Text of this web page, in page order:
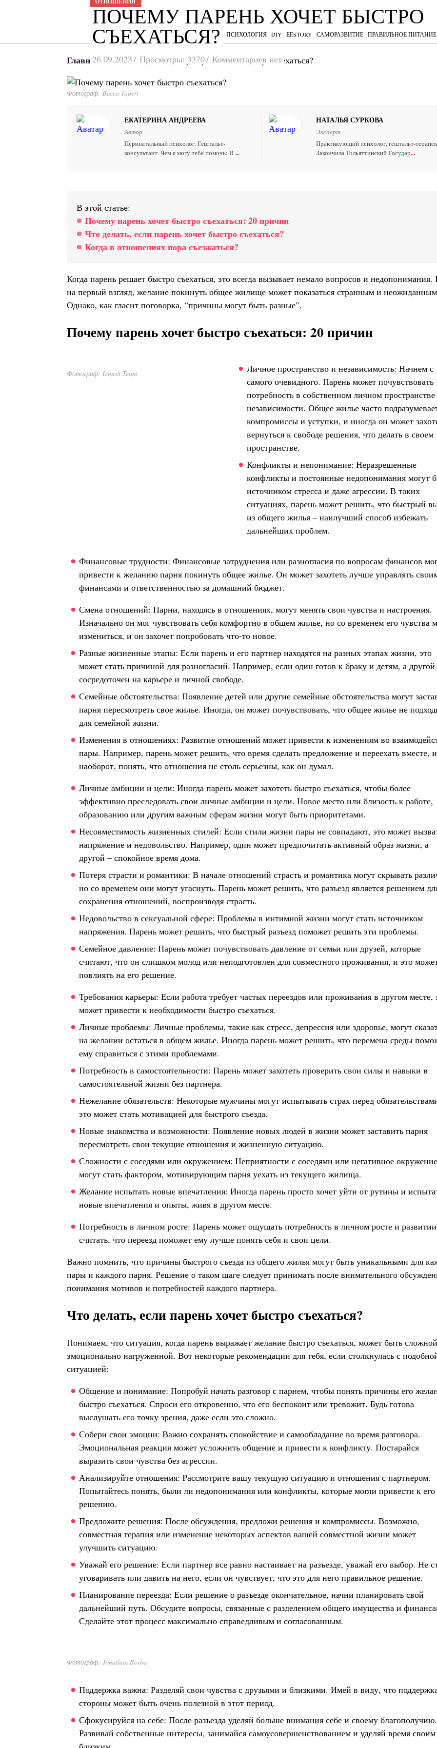
КРАСОТА И ЗДОРОВЬЕ ОТНОШЕНИЯ ПСИХОЛОГИЯ DIY ЕЕSTORY САМОРАЗВИТИЕ ПРАВИЛЬНОЕ ПИТАНИЕ
Главная -Отношения -Почему парень хочет быстро съехаться?
Фотограф: Becca Tapert
ПОЧЕМУ ПАРЕНЬ ХОЧЕТ БЫСТРО
СЪЕХАТЬСЯ?
26.09.2023 Просмотры: 3370 Комментариев нет
ЕКАТЕРИНА АНДРЕЕВА
Автор
Перинатальный психолог. Гештальт-
консультант. Чем я могу тебе помочь: В...
НАТАЛЬЯ СУРКОВА
Эксперт
Практикующий психолог, гештальт-
Закончила Тольяттинский Государ...
В этой статье:
Почему парень хочет быстро съехаться: 20 причин
Что делать, если парень хочет быстро съехаться?
Когда в отношениях пора съезжаться?
Когда парень решает быстро съехаться, это всегда вызывает немало вопросов и недопонимания.
на первый взгляд, желание покинуть общее жилище может показаться странным и
Однако, как гласит поговорка, “причины могут быть разные”.
Почему парень хочет быстро съехаться: 20 причин
Фотограф: Icons8 Team
Личное пространство и независимость: Начнем с
самого очевидного. Парень может почувствовать
потребность в собственном личном
независимости. Общее жилье часто
компромиссы и уступки, и иногда он может
вернуться к свободе решения, что делать в своем
пространстве.
Конфликты и непонимание: Неразрешенные
конфликты и постоянные недопонимания могут
источником стресса и даже агрессии. В таких
ситуациях, парень может решить, что быстрый
из общего жилья – наилучший способ избежать
дальнейших проблем.
Финансовые трудности: Финансовые затруднения или разногласия по вопросам финансов
привести к желанию парня покинуть общее жилье. Он может захотеть лучше управлять
финансами и ответственностью за домашний бюджет.
Смена отношений: Парни, находясь в отношениях, могут менять свои чувства и настроения.
Изначально он мог чувствовать себя комфортно в общем жилье, но со временем его чувства
измениться, и он захочет попробовать что-то новое.
Разные жизненные этапы: Если парень и его партнер находятся на разных этапах жизни, это
может стать причиной для разногласий. Например, если один готов к браку и детям, а
сосредоточен на карьере и личной свободе.
Семейные обстоятельства: Появление детей или другие семейные обстоятельства могут
парня пересмотреть свое жилье. Иногда, он может почувствовать, что общее жилье не
для семейной жизни.
Изменения в отношениях: Развитие отношений может привести к изменениям во
пары. Например, парень может решить, что время сделать предложение и переехать вместе,
наоборот, понять, что отношения не столь серьезны, как он думал.
Личные амбиции и цели: Иногда парень может захотеть быстро съехаться, чтобы более
эффективно преследовать свои личные амбиции и цели. Новое место или близость к работе,
образованию или другим важным сферам жизни могут быть приоритетами.
Несовместимость жизненных стилей: Если стили жизни пары не совпадают, это может
напряжение и недовольство. Например, один может предпочитать активный образ жизни, а
другой – спокойное время дома.
Потеря страсти и романтики: В начале отношений страсть и романтика могут скрывать
но со временем они могут угаснуть. Парень может решить, что разъезд является решением
сохранения отношений, воспроизводя страсть.
Недовольство в сексуальной сфере: Проблемы в интимной жизни могут стать источником
напряжения. Парень может решить, что быстрый разъезд поможет решить эти проблемы.
Семейное давление: Парень может почувствовать давление от семьи или друзей, которые
считают, что он слишком молод или неподготовлен для совместного проживания, и это
повлиять на его решение.
Требования карьеры: Если работа требует частых переездов или проживания в другом месте,
может привести к необходимости быстро съехаться.
Личные проблемы: Личные проблемы, такие как стресс, депрессия или здоровье, могут
на желании остаться в общем жилье. Иногда парень может решить, что перемена среды
ему справиться с этими проблемами.
Потребность в самостоятельности: Парень может захотеть проверить свои силы и навыки в
самостоятельной жизни без партнера.
Нежелание обязательств: Некоторые мужчины могут испытывать страх перед
это может стать мотивацией для быстрого съезда.
Новые знакомства и возможности: Появление новых людей в жизни может заставить парня
пересмотреть свои текущие отношения и жизненную ситуацию.
Сложности с соседями или окружением: Неприятности с соседями или негативное окружение
могут стать фактором, мотивирующим парня уехать из текущего жилища.
Желание испытать новые впечатления: Иногда парень просто хочет уйти от рутины и
новые впечатления и опыты, живя в другом месте.
Потребность в личном росте: Парень может ощущать потребность в личном росте и
считать, что переезд поможет ему лучше понять себя и свои цели.
Важно помнить, что причины быстрого съезда из общего жилья могут быть уникальными для
пары и каждого парня. Решение о таком шаге следует принимать после внимательного
понимания мотивов и потребностей каждого партнера.
Что делать, если парень хочет быстро съехаться?
Понимаем, что ситуация, когда парень выражает желание быстро съехаться, может быть
эмоционально нагруженной. Вот некоторые рекомендации для тебя, если столкнулась с
ситуацией:
Общение и понимание: Попробуй начать разговор с парнем, чтобы понять причины его
быстро съехаться. Спроси его откровенно, что его беспокоит или тревожит. Будь готова
выслушать его точку зрения, даже если это сложно.
Собери свои эмоции: Важно сохранять спокойствие и самообладание во время разговора.
Эмоциональная реакция может усложнить общение и привести к конфликту. Постарайся
выразить свои чувства без агрессии.
Анализируйте отношения: Рассмотрите вашу текущую ситуацию и отношения с партнером.
Попытайтесь понять, были ли недопонимания или конфликты, которые могли привести к его
решению.
Предложите решения: После обсуждения, предложи решения и компромиссы. Возможно,
совместная терапия или изменение некоторых аспектов вашей совместной жизни может
улучшить ситуацию.
Уважай его решение: Если партнер все равно настаивает на разъезде, уважай его выбор. Не
уговаривать или давить на него, если он чувствует, что это для него правильное решение.
Планирование переезда: Если решение о разъезде окончательное, начни планировать свой
дальнейший путь. Обсудите вопросы, связанные с разделением общего имущества и
Сделайте этот процесс максимально справедливым и согласованным.
Фотограф: Jonathan Borba
Поддержка важна: Разделяй свои чувства с друзьями и близкими. Имей в виду, что
стороны может быть очень полезной в этот период.
Сфокусируйся на себе: После разъезда уделяй больше внимания себе и своему благополучию.
Развивай собственные интересы, занимайся самоусовершенствованием и уделяй время своим